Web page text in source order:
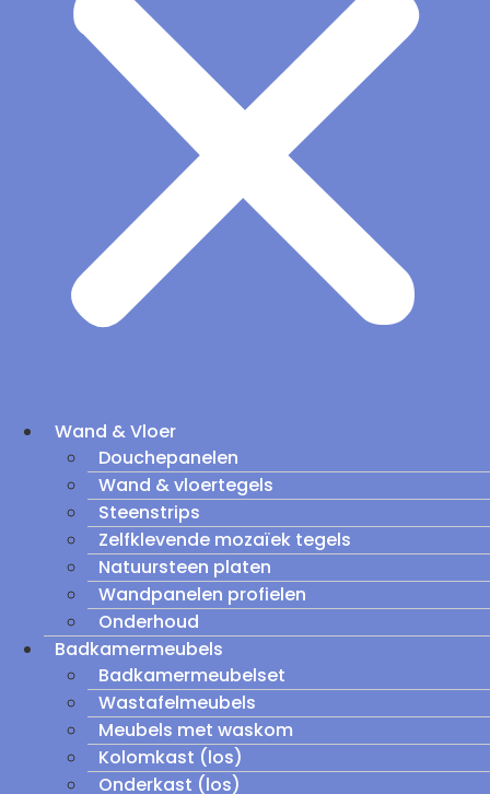
Wand & Vloer
Douchepanelen
Wand & vloertegels
Steenstrips
Zelfklevende mozaïek tegels
Natuursteen platen
Wandpanelen profielen
Onderhoud
Badkamermeubels
Badkamermeubelset
Wastafelmeubels
Meubels met waskom
Kolomkast (los)
Onderkast (los)